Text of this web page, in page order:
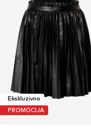
Ekskluzivno
PROMOCIJA